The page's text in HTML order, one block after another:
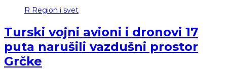
R Region i svet
Turski vojni avioni i dronovi 17
puta narušili vazdušni prostor
Grčke